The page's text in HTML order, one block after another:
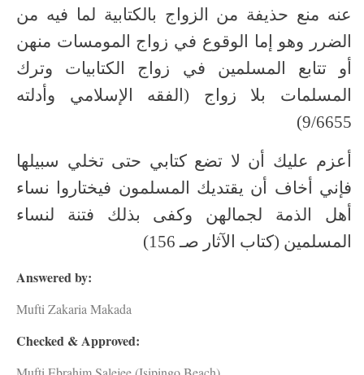
عنه منع حذيفة من الزواج بالكتابية لما فيه من
الضرر وهو إما الوقوع في زواج المومسات منهن
أو تتابع المسلمين في زواج الكتابيات وترك
المسلمات بلا زواج (الفقه الإسلامي وأدلته
9/6655)
أعزم عليك أن لا تضع كتابي حتى تخلي سبيلها
فإني أخاف أن يقتديك المسلمون فيختاروا نساء
أهل الذمة لجمالهن وكفى بذلك فتنة لنساء
المسلمين (كتاب الآثار صـ 156)
Answered by:
Mufti Zakaria Makada
Checked & Approved: